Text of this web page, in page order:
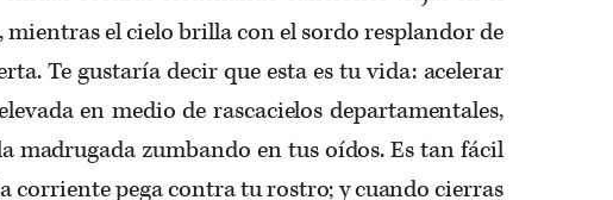
mientras el cielo brilla con el sordo resplandor de
Te gustaría decir que esta es tu vida: acelerar
en medio de rascacielos departamentales,
madrugada zumbando en tus oídos. Es tan fácil
corriente pega contra tu rostro; y cuando cierras